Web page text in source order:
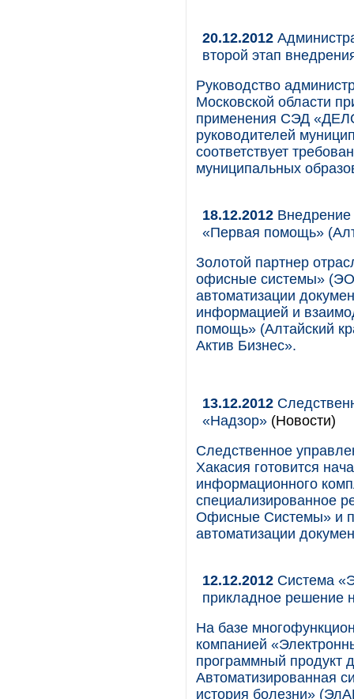
20.12.2012
второй этап
Руководство
Московской области
применения СЭД
руководителей
соответствует
муниципальных
18.12.2012 Внедрение
«Первая помощь»
Золотой партнер
офисные системы»
автоматизации
информацией и
помощь» (Алтайский
Актив Бизнес».
13.12.2012
«Надзор» (Новости)
Следственное
Хакасия готовится
информационного
специализированное
Офисные Системы» и
автоматизации
12.12.2012 Система
прикладное решение
На базе
компанией
программный продукт
Автоматизированная
история болезни»